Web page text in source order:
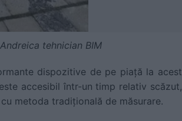
tehnician BIM
dispozitive de pe piață la acest
accesibil într-un timp relativ scăzut,
metoda tradițională de măsurare.